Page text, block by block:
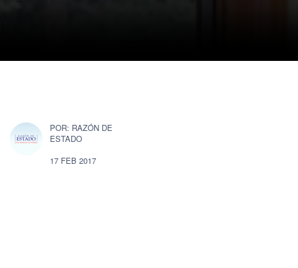
RAZÓN DE
ESTADO
17 FEB 2017